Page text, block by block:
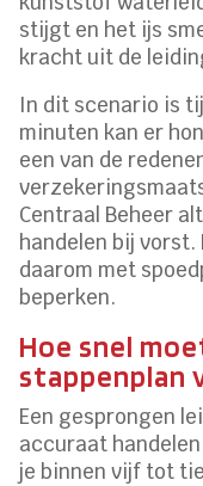
stijgt en het ijs
kracht uit de
In dit scenario is
minuten kan er
een van de
Centraal Beheer
handelen bij
daarom met
beperken.
Hoe snel
stappenplan
Een gesprongen
accuraat
je binnen vijf tot